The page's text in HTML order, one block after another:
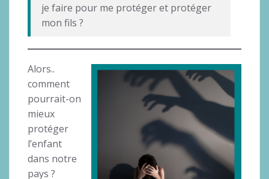
je faire pour me protéger et protéger
mon fils ?
Alors..
comment
pourrait-on
mieux
protéger
l’enfant
dans notre
pays ?